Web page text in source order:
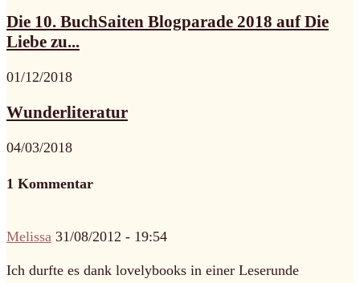
Die 10. BuchSaiten Blogparade 2018 auf Die
Liebe zu...
01/12/2018
Wunderliteratur
04/03/2018
1 Kommentar
Melissa 31/08/2012 - 19:54
Ich durfte es dank lovelybooks in einer Leserunde